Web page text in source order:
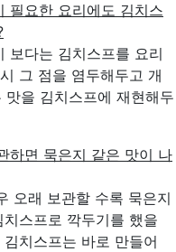
필요한 요리에도 김치스
보다는 김치스프를 요리
그 점을 염두해두고 개
을 김치스프에 재현해두
하면 묵은지 같은 맛이 나
오래 보관할 수록 묵은지
스프로 깍두기를 했을
치스프는 바로 만들어